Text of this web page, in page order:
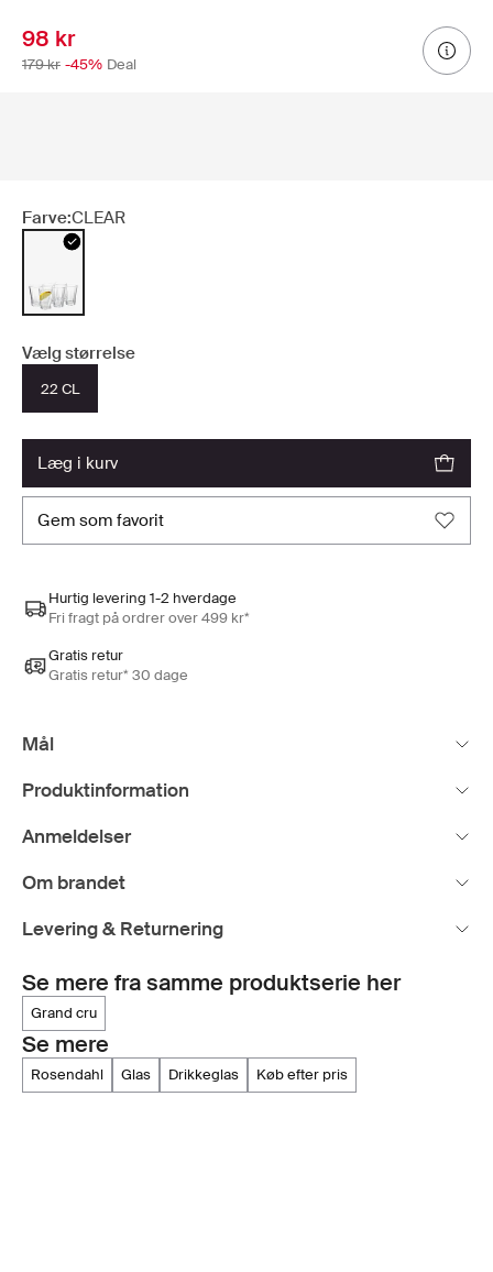
98 kr
179 kr -45% Deal
Farve:CLEAR
Vælg størrelse
22 CL
læg i kurv
gem som favorit
Hurtig levering 1-2 hverdage
Fri fragt på ordrer over 499 kr*
Gratis retur
Gratis retur* 30 dage
Mål
Produktinformation
Anmeldelser
Om brandet
Levering & Returnering
Se mere fra samme produktserie her
grand cru
Se mere
rosendahl glas drikkeglas køb efter pris